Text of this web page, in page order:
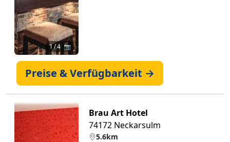
1/ 4 📷
Preise & Verfügbarkeit →
Brau Art Hotel
74172 Neckarsulm
5.6km